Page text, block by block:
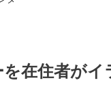
在住者が